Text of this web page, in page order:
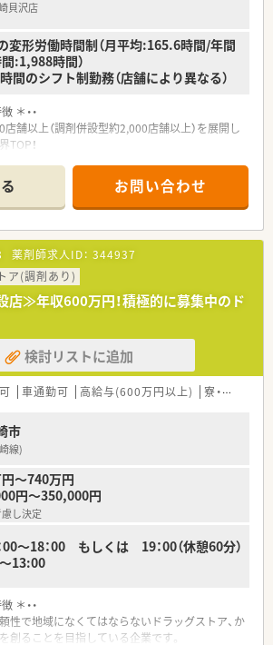
多様なキャリアパスが用意されています。
みをしています】
然に防ぐため医療事務員とのダブルチェック体
、過誤率0.02パーセントという低さを誇ります。
やeラーニング受講費を会社が負担します。
と提携した社宅制度を導入しており、自己負担
ご希望に近い間取りの物件に居住可能です。
貝沢店
変形労働時間制（月平均:165.6時間/年間
:1,988時間）
間のシフト制勤務（店舗により異なる）
＊・・
舗以上（調剤併設型約2,000店舗以上）を展開し
TOP！
給与も可能！
ースによりますが、経験の少ない方でも500万前
界TOP水準！
合わせ、豊富な社内研修や外部組織と連携した研
います
の会社だからこそ活躍できるキャリアパスが多
れています。
い、エリアマネジャーや営業部長等のマネジメン
も増えます。
の専門性を活かせるスペシャリストを目指すこ
管理部門や商品部門等の本社スタッフなど活動領
す。
年々増加しており、在宅医療へもしっかりと関
歳まで取得が可能で、時短制度は小学5年生まで
るよう変更予定です。
日とワークライフバランスが整っています
備薬まで、従業員割引制度など嬉しいメリットも
す！
お問い合わせ
薬剤師求人ID： 344937
ア(調剤あり)
店≫年収600万円！積極的に募集中のド
検討リストに追加
車通勤可 高給与(600万円以上) 寮・借上社宅あり
市
線)
～740万円
円～350,000円
し決定
～18：00 もしくは 19：00（休憩60分）
13:00
＊・・
性で地域になくてはならないドラッグストア、か
創ることを目指している企業です。